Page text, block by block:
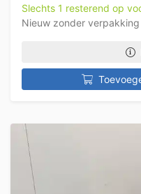
Slechts 1 resterend op
Nieuw zonder verpakking